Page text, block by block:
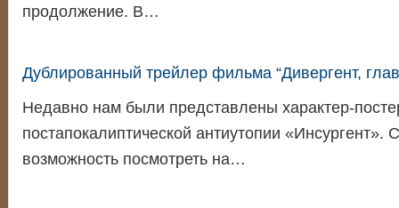
продолжение. В…
Дублированный трейлер фильма “Дивергент,
Недавно нам были представлены характер-
постапокалиптической антиутопии
возможность посмотреть на…